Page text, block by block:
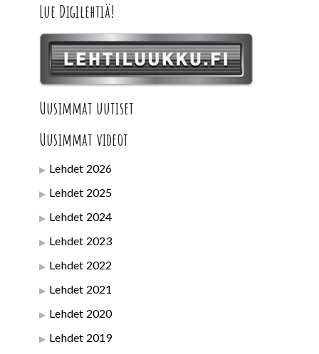
Lue Digilehtiä!
Uusimmat uutiset
Uusimmat videot
Lehdet 2026
Lehdet 2025
Lehdet 2024
Lehdet 2023
Lehdet 2022
Lehdet 2021
Lehdet 2020
Lehdet 2019